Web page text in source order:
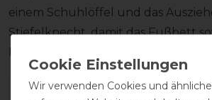
einem Schuhlöffel und das
Stiefelknecht, damit das Fußbett
Reißverschluss unversehrt bleiben.
Wie hat dir die
Wir verwenden Cookies und